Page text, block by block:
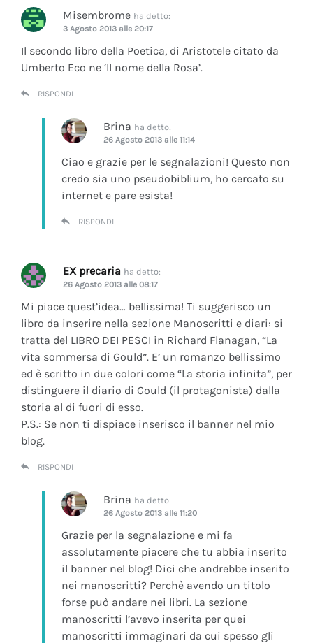
Misembrome ha detto:
3 Agosto 2013 alle 20:17
Il secondo libro della Poetica, di Aristotele citato da
Umberto Eco ne ‘Il nome della Rosa’.
RISPONDI
Brina ha detto:
26 Agosto 2013 alle 11:14
Ciao e grazie per le segnalazioni! Questo non
credo sia uno pseudobiblium, ho cercato su
internet e pare esista!
RISPONDI
EX precaria ha detto:
26 Agosto 2013 alle 08:17
Mi piace quest’idea… bellissima! Ti suggerisco un
libro da inserire nella sezione Manoscritti e diari: si
tratta del LIBRO DEI PESCI in Richard Flanagan, “La
vita sommersa di Gould”. E’ un romanzo bellissimo
ed è scritto in due colori come “La storia infinita”, per
distinguere il diario di Gould (il protagonista) dalla
storia al di fuori di esso.
P.S.: Se non ti dispiace inserisco il banner nel mio
blog.
RISPONDI
Brina ha detto:
26 Agosto 2013 alle 11:20
Grazie per la segnalazione e mi fa
assolutamente piacere che tu abbia inserito
il banner nel blog! Dici che andrebbe inserito
nei manoscritti? Perchè avendo un titolo
forse può andare nei libri. La sezione
manoscritti l’avevo inserita per quei
manoscritti immaginari da cui spesso gli